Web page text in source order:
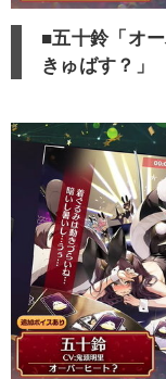
■五十鈴「オ
きゅばす？」